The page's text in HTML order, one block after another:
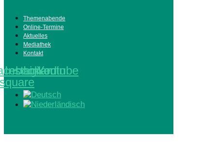
Themenabende
Online-Termine
Aktuelles
Mediathek
Kontakt
square
Instagram
Linkedin
Youtube